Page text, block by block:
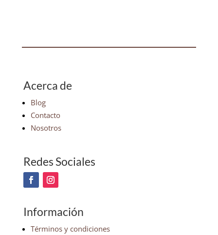
Acerca de
Blog
Contacto
Nosotros
Redes Sociales
Información
Términos y condiciones